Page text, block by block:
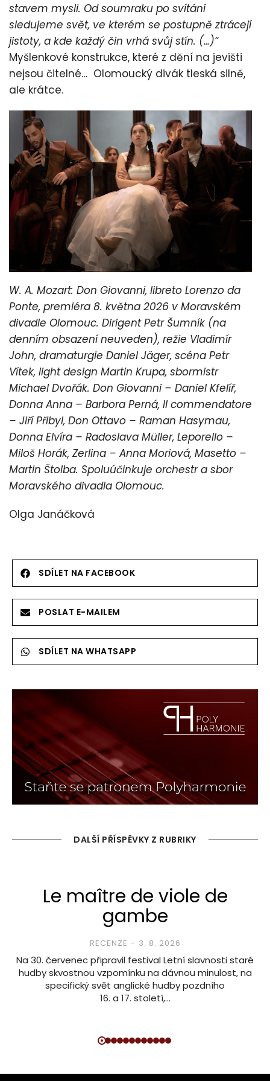
stavem mysli. Od soumraku po svítání
sledujeme svět, ve kterém se postupně ztrácejí
jistoty, a kde každý čin vrhá svůj stín. (…)“
Myšlenkové konstrukce, které z dění na jevišti
nejsou čitelné… Olomoucký divák tleská silně,
ale krátce.
W. A. Mozart: Don Giovanni, libreto Lorenzo da
Ponte, premiéra 8. května 2026 v Moravském
divadle Olomouc. Dirigent Petr Šumník (na
denním obsazení neuveden), režie Vladimír
John, dramaturgie Daniel Jäger, scéna Petr
Vítek, light design Martin Krupa, sbormistr
Michael Dvořák. Don Giovanni – Daniel Kfelíř,
Donna Anna – Barbora Perná, Il commendatore
– Jiří Přibyl, Don Ottavo – Raman Hasymau,
Donna Elvíra – Radoslava Müller, Leporello –
Miloš Horák, Zerlina – Anna Moriová, Masetto –
Martin Štolba. Spoluúčinkuje orchestr a sbor
Moravského divadla Olomouc.
Olga Janáčková
SDÍLET NA FACEBOOK
POSLAT E-MAILEM
SDÍLET NA WHATSAPP
DALŠÍ PŘÍSPĚVKY Z RUBRIKY
Le maître de viole de
gambe
RECENZE 3. 8. 2026
Na 30. červenec připravil festival Letní slavnosti staré
hudby skvostnou vzpomínku na dávnou minulost, na
specifický svět anglické hudby pozdního
16. a 17. století,…